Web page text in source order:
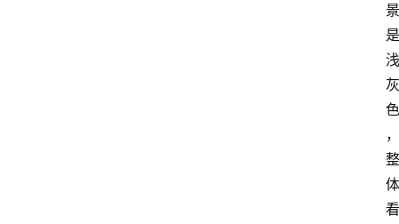
景
是
浅
灰
色
，
整
体
看